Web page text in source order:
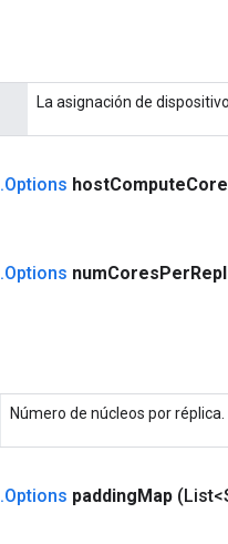
La asignación de
.Options hostComputeCore
.Options numCoresPer
Número de núcleos por
.Options paddingMap